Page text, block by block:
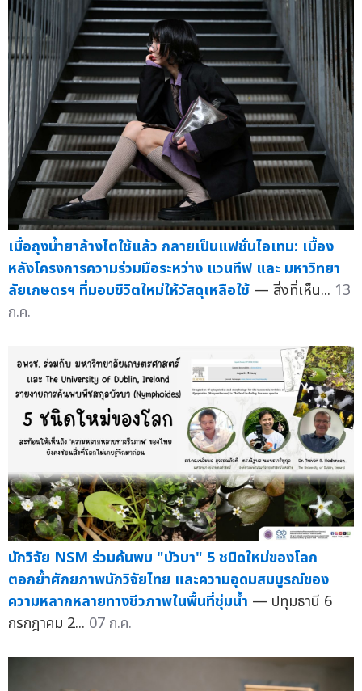
เมื่อถุงน้ำยาล้างไตใช้แล้ว กลายเป็นแฟชั่นไอเทม: เบื้อง
หลังโครงการความร่วมมือระหว่าง แวนทีฟ และ มหาวิทยา
ลัยเกษตรฯ ที่มอบชีวิตใหม่ให้วัสดุเหลือใช้ — สิ่งที่เห็น... 13
ก.ค.
นักวิจัย NSM ร่วมค้นพบ "บัวบา" 5 ชนิดใหม่ของโลก
ตอกย้ำศักยภาพนักวิจัยไทย และความอุดมสมบูรณ์ของ
ความหลากหลายทางชีวภาพในพื้นที่ชุ่มน้ำ — ปทุมธานี 6
กรกฎาคม 2... 07 ก.ค.